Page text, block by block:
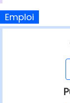
Emploi